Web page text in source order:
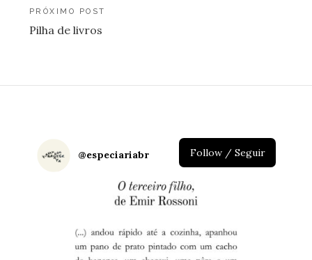
Post
PRÓXIMO POST
Pilha de livros
@especiariabr Follow / Seguir